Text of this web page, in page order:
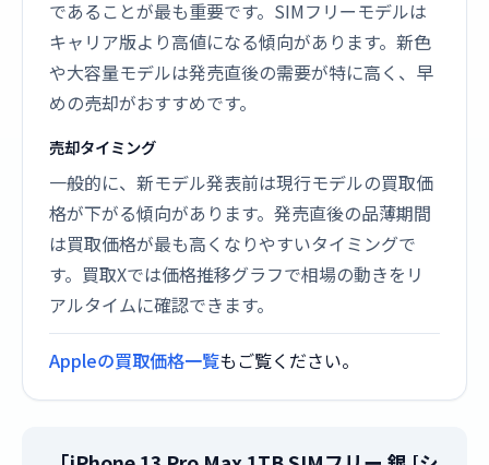
であることが最も重要です。SIMフリーモデルは
キャリア版より高値になる傾向があります。新色
や大容量モデルは発売直後の需要が特に高く、早
めの売却がおすすめです。
売却タイミング
一般的に、新モデル発表前は現行モデルの買取価
格が下がる傾向があります。発売直後の品薄期間
は買取価格が最も高くなりやすいタイミングで
す。買取Xでは価格推移グラフで相場の動きをリ
アルタイムに確認できます。
Appleの買取価格一覧もご覧ください。